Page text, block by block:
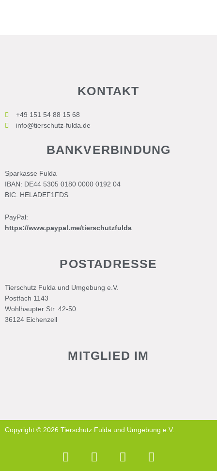
KONTAKT
+49 151 54 88 15 68
info@tierschutz-fulda.de
BANKVERBINDUNG
Sparkasse Fulda
IBAN: DE44 5305 0180 0000 0192 04
BIC: HELADEF1FDS
PayPal:
https://www.paypal.me/tierschutzfulda
POSTADRESSE
Tierschutz Fulda und Umgebung e.V.
Postfach 1143
Wohlhaupter Str. 42-50
36124 Eichenzell
MITGLIED IM
Copyright © 2026 Tierschutz Fulda und Umgebung e.V.
F
a
W
h
I
n
P
a